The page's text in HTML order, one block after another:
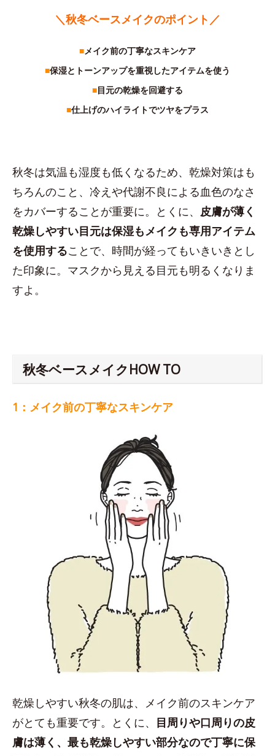
＼秋冬ベースメイクのポイント／
■メイク前の丁寧なスキンケア
■保湿とトーンアップを重視したアイテムを使う
■目元の乾燥を回避する
■仕上げのハイライトでツヤをプラス
秋冬は気温も湿度も低くなるため、乾燥対策はも
ちろんのこと、冷えや代謝不良による血色のなさ
をカバーすることが重要に。とくに、 皮膚が薄く
乾燥しやすい目元は保湿もメイクも専用アイテム
を使用することで、時間が経ってもいきいきとし
た印象に。マスクから見える目元も明るくなりま
すよ。
秋冬ベースメイクHOW TO
1：メイク前の丁寧なスキンケア
乾燥しやすい秋冬の肌は、メイク前のスキンケア
がとても重要です。とくに、 目周りや口周りの皮
膚は薄く、最も乾燥しやすい部分なので丁寧に保